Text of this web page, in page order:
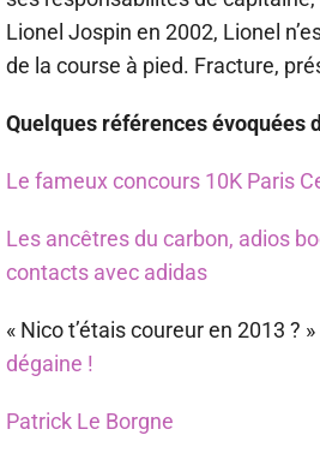
Lionel Jospin en 2002, Lionel
de la course à pied. Fracture,
Quelques références évoquées
Le fameux concours 10K Paris
Les ancêtres du carbon, adios
contacts avec adidas
« Nico t’étais coureur en 2013 ? »
dégaine !
Patrick Le Borgne